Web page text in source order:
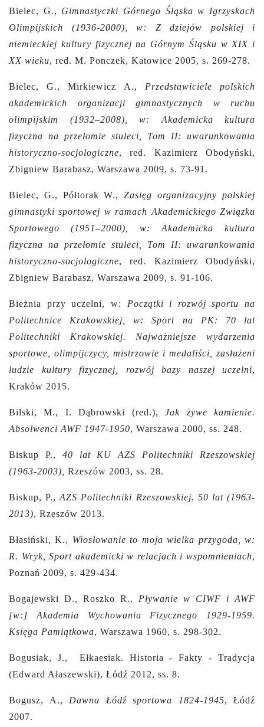
Bielec, G., Gimnastyczki Górnego Śląska w Igrzyskach
Olimpijskich (1936-2000), w: Z dziejów polskiej i
niemieckiej kultury fizycznej na Górnym Śląsku w XIX i
XX wieku, red. M. Ponczek, Katowice 2005, s. 269-278.
Bielec, G., Mirkiewicz A., Przedstawiciele polskich
akademickich organizacji gimnastycznych w ruchu
olimpijskim (1932–2008), w: Akademicka kultura
fizyczna na przełomie stuleci, Tom II: uwarunkowania
historyczno-socjologiczne,
red. Kazimierz Obodyński,
Zbigniew Barabasz, Warszawa 2009, s. 73-91.
Bielec, G., Półtorak W.,Zasięg organizacyjny polskiej
gimnastyki sportowej w ramach Akademickiego Związku
Sportowego (1951–2000), w: Akademicka kultura
fizyczna na przełomie stuleci, Tom II: uwarunkowania
historyczno-socjologiczne,
red. Kazimierz Obodyński,
Zbigniew Barabasz, Warszawa 2009, s. 91-106.
Bieżnia przy uczelni, w: Początki i rozwój sportu na
Politechnice Krakowskiej, w: Sport na PK: 70 lat
Politechniki Krakowskiej. Najważniejsze wydarzenia
sportowe, olimpijczycy, mistrzowie i medaliści, zasłużeni
ludzie kultury fizycznej, rozwój bazy naszej uczelni,
Kraków 2015.
Bilski, M., I. Dąbrowski (red.),Jak żywe kamienie.
Absolwenci AWF 1947-1950, Warszawa 2000, ss. 248.
Biskup P., 40 lat KU AZS Politechniki Rzeszowskiej
(1963-2003),
Rzeszów 2003, ss. 28.
Biskup, P.,AZS Politechniki Rzeszowskiej. 50 lat (1963-
2013), Rzeszów 2013.
Błasiński, K., Wiosłowanie to moja wielka przygoda, w:
R. Wryk, Sport akademicki w relacjach i wspomnieniach,
Poznań 2009, s. 429-434.
Bogajewski D., Roszko R., Pływanie w CIWF i AWF
[w:] Akademia Wychowania Fizycznego 1929-1959.
Księga Pamiątkowa, Warszawa 1960, s. 298-302.
Bogusiak, J., Ełkaesiak. Historia - Fakty - Tradycja
(Edward Ałaszewski), Łódź 2012, ss. 8.
Bogusz, A., Dawna Łódź sportowa 1824-1945, Łódź
2007.